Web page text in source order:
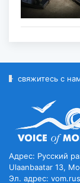
свяжитесь с
Адрес: Русский
Ulaanbaatar 13,
Эл. адрес: